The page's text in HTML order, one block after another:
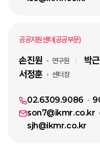
공공지원센터(공공부문)
손진원 연구원 박
서정훈 센터장
02.6309.9086
son7@ikmr.co.kr
sjh@ikmr.co.kr